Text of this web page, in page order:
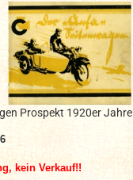
Prospekt 1920er Jahre
kein Verkauf!!